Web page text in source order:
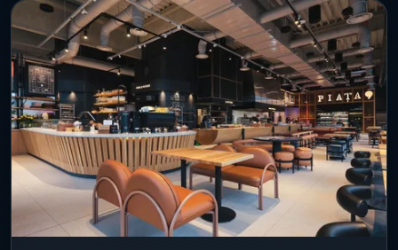
asigura motoare de creștere viitoare”. Condiții
financiare suplimentare legate de performanță IT之
家 menționează că presa sud-coreeană THE ELEC
a relatat că Doosan a decis să plătească 10% din
valoarea totală ca avans. În plus, părțile ar fi
convenit și termeni financiari adiționali corelați cu
performanța SK Siltron, inclusiv: mecanisme de
returnare a profiturilor peste un anumit nivel;
împărțirea câștigurilor excedentare din lichidarea
afacerii cu carbură de siliciu (SiC); stimulente legate
de obținerea unor proiecte de la clienți. Publicația
nu oferă detalii despre calendarul finalizării
într-o fază incipientă, potrivit Economedia . Grupul
spune că intenționează să demareze un proces de
„explorare și evaluare a unor opțiuni strategice”
pentru active care nu fac parte din activitatea de
bază, cu accent pe linia de business de ambalaje
flexibile. În practică, astfel de evaluări pot include
variante precum atragerea unui investitor,
vânzarea totală sau parțială a diviziei, găsirea unui
partener strategic ori reorganizarea activității. Ce
active sunt vizate și ce urmărește compania Analiza
vizează activitățile derulate prin filialele TeraBio